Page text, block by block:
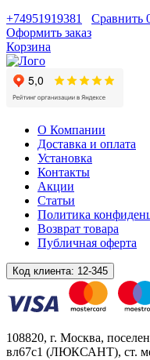
+74951919381
Сравнить
Оформить заказ
Корзина
О Компании
Доставка и оплата
Установка
Контакты
Акции
Статьи
Политика
Возврат товара
Публичная оферта
Код клиента: 12-345
108820, г. Москва,
вл67с1 (ЛЮКСАНТ), ст.